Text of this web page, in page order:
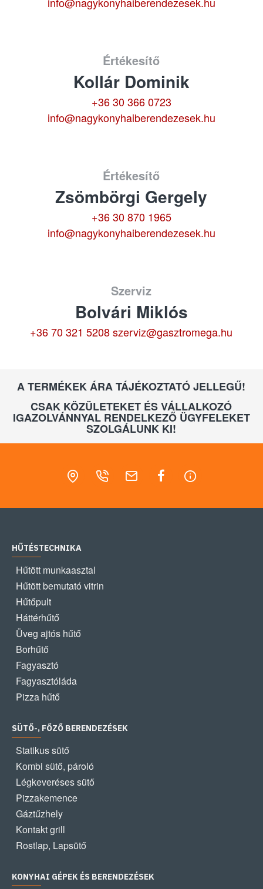
Értékesítő
Kollár Dominik
+36 30 366 0723
info@nagykonyhaiberendezesek.hu
Értékesítő
Zsömbörgi Gergely
+36 30 870 1965
info@nagykonyhaiberendezesek.hu
Szerviz
Bolvári Miklós
+36 70 321 5208 szerviz@gasztromega.hu
A TERMÉKEK ÁRA TÁJÉKOZTATÓ JELLEGŰ!
CSAK KÖZÜLETEKET ÉS VÁLLALKOZÓ
IGAZOLVÁNNYAL RENDELKEZŐ ÜGYFELEKET
SZOLGÁLUNK KI!
HŰTÉSTECHNIKA
Hűtött munkaasztal
Hűtött bemutató vitrin
Hűtőpult
Háttérhűtő
Üveg ajtós hűtő
Borhűtő
Fagyasztó
Fagyasztóláda
Pizza hűtő
SÜTŐ-, FŐZŐ BERENDEZÉSEK
Statikus sütő
Kombi sütő, pároló
Légkeveréses sütő
Pizzakemence
Gáztűzhely
Kontakt grill
Rostlap, Lapsütő
KONYHAI GÉPEK ÉS BERENDEZÉSEK